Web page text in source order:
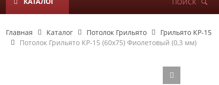
Главная Каталог Потолок Грильято
Грильято КР-15
Потолок Грильято КР-15 (60х75) Фиолетовый (0,3 мм)